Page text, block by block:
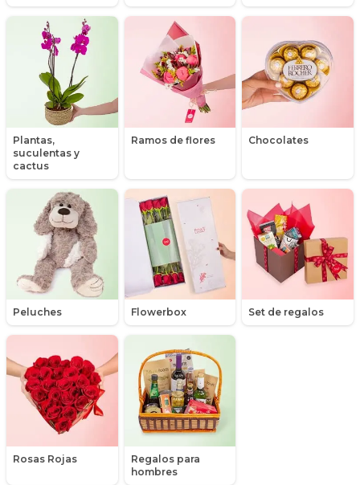
Plantas,
suculentas y
cactus
Ramos de flores Chocolates
Peluches Flowerbox Set de regalos
Rosas Rojas
Regalos para
hombres
Globos
Graduación
Hipericum
Libros
Maules
Mensajes
Minirosas
Nacimiento de niños
Nacimientos
Nacimientos de niñas
Packs de productos
Peluches
Peonias